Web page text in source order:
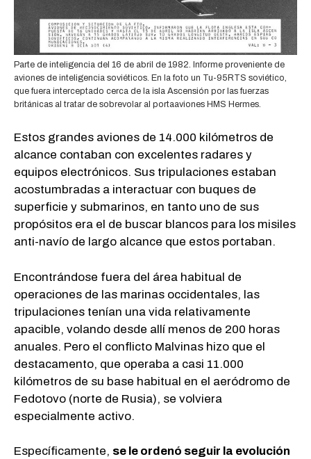
Parte de inteligencia del 16 de abril de 1982. Informe proveniente de
aviones de inteligencia soviéticos. En la foto un Tu-95RTS soviético,
que fuera interceptado cerca de la isla Ascensión por las fuerzas
británicas al tratar de sobrevolar al portaaviones HMS Hermes.
Estos grandes aviones de 14.000 kilómetros de
alcance contaban con excelentes radares y
equipos electrónicos. Sus tripulaciones estaban
acostumbradas a interactuar con buques de
superficie y submarinos, en tanto uno de sus
propósitos era el de buscar blancos para los misiles
anti-navío de largo alcance que estos portaban.
Encontrándose fuera del área habitual de
operaciones de las marinas occidentales, las
tripulaciones tenían una vida relativamente
apacible, volando desde allí menos de 200 horas
anuales. Pero el conflicto Malvinas hizo que el
destacamento, que operaba a casi 11.000
kilómetros de su base habitual en el aeródromo de
Fedotovo (norte de Rusia), se volviera
especialmente activo.
Específicamente, se le ordenó seguir la evolución